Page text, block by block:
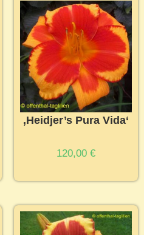
‚Heidjer’s Pura Vida‘
120,00 €